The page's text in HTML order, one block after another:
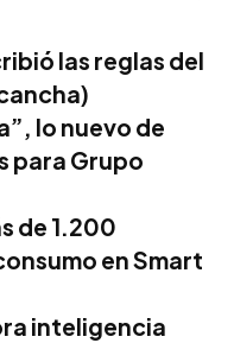
las reglas del
lo nuevo de
para Grupo
de 1.200
en Smart
inteligencia